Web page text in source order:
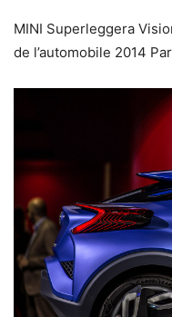
MINI Superleggera
de l’automobile 2014